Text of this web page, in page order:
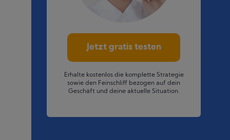
Jetzt gratis testen
Erhalte kostenlos die komplette Strategie
sowie den Feinschliff bezogen auf dein
Geschäft und deine aktuelle Situation.